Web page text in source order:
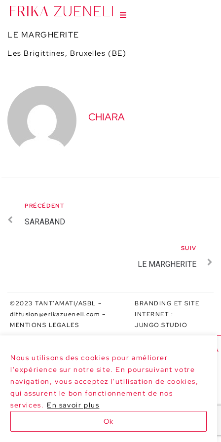
Nous utilisons des cookies pour améliorer
l'expérience sur notre site. En poursuivant votre
navigation, vous acceptez l'utilisation de cookies,
qui assurent le bon fonctionnement de nos
services. En savoir plus
Ok
LE MARGHERITE
Les Brigittines, Bruxelles (BE)
CHIARA
PRÉCÉDENT
SARABAND
SUIV
LE MARGHERITE
©2023 TANT’AMATI/ASBL –
diffusion@erikazueneli.com –
MENTIONS LEGALES
BRANDING ET SITE
INTERNET :
JUNGO.STUDIO
>>> PROCHAINES DATES : SARABAND